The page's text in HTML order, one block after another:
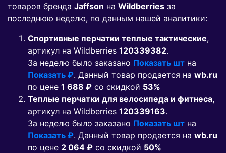
товаров бренда Jaffson на Wildberries за
последнюю неделю, по данным нашей аналитики:
Спортивные перчатки теплые тактические,
артикул на Wildberries 120339382.
За неделю было заказано Показать шт на
Показать ₽. Данный товар продается на wb.ru
по цене 1 688 ₽ co скидкой 53%
Теплые перчатки для велосипеда и фитнеса,
артикул на Wildberries 120339163.
За неделю было заказано Показать шт на
Показать ₽. Данный товар продается на wb.ru
по цене 2 064 ₽ co скидкой 50%